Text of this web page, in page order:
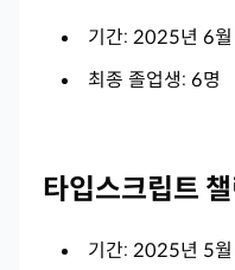
기간: 2025년 6
최종 졸업생: 6명
타입스크립트
기간: 2025년 5